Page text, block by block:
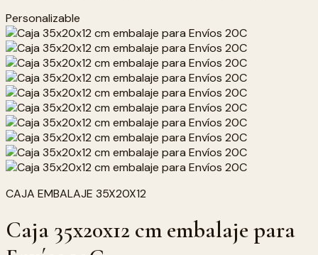
Personalizable
CAJA EMBALAJE 35X20X12
Caja 35x20x12 cm embalaje para